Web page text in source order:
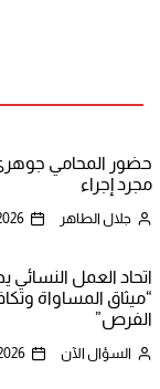
حضور المحامي
مجرد إجراء
جلال الطاهر
اتحاد العمل النسائي
“ميثاق المساواة
الفرص”
السؤال الآن